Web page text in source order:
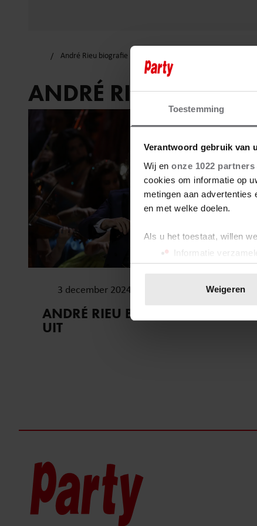
Toestemming
Verantwoord gebruik van
Wij en onze 1022 partners
cookies om informatie op
metingen aan
en met welke doelen.
Als u het toestaat, willen
Informatie
Uw apparaat
toestemming op elk
Weigeren
André Rieu biografie
ANDRÉ RIEU
3 december 2024
ANDRÉ RIEU BRENGT BIOGRAFIE
UIT